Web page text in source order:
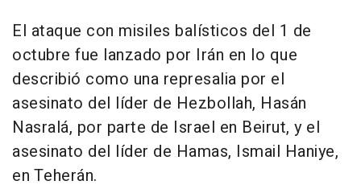
El ataque con misiles balísticos del 1 de
octubre fue lanzado por Irán en lo que
describió como una represalia por el
asesinato del líder de Hezbollah, Hasán
Nasralá, por parte de Israel en Beirut, y el
asesinato del líder de Hamas, Ismail Haniye,
en Teherán.